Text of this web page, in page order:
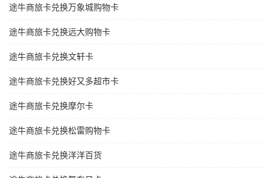
途牛商旅卡兑换万象城购物卡
途牛商旅卡兑换远大购物卡
途牛商旅卡兑换文轩卡
途牛商旅卡兑换好又多超市卡
途牛商旅卡兑换摩尔卡
途牛商旅卡兑换松雷购物卡
途牛商旅卡兑换洋洋百货